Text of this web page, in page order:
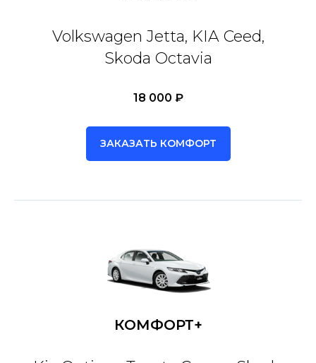
Volkswagen Jetta, KIA Ceed,
Skoda Octavia
18 000 ₽
ЗАКАЗАТЬ КОМФОРТ
КОМФОРТ+